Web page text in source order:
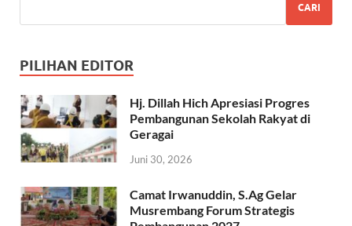
CARI
PILIHAN EDITOR
Hj. Dillah Hich Apresiasi Progres
Pembangunan Sekolah Rakyat di
Geragai
Juni 30, 2026
Camat Irwanuddin, S.Ag Gelar
Musrembang Forum Strategis